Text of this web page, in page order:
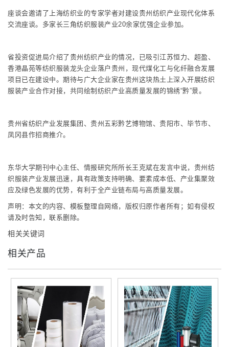
座谈会邀请了上海纺织业的专家学者对建设贵州纺织产业现代化体系
交流座谈。多家长三角纺织服装产业20余家优强企业参加。
省投资促进局介绍了贵州纺织产业的情况，已吸引江苏恒力、超盈、
香港晶苑等纺织服装龙头企业落户贵州，现代煤化工与化纤融合发展
项目已在建设中。期待与广大企业家在贵州这块热土上深入开展纺织
服装产业合作对接，共同绘制纺织产业高质量发展的锦绣“黔”景。
贵州省纺织产业发展集团、贵州五彩黔艺博物馆、贵阳市、毕节市、
凤冈县作招商推介。
东华大学期刊中心主任、情报研究所所长王克斌在发言中说，贵州纺
织服装产业发展迅速，具有政策支持明确、要素成本低、产业集聚效
应及绿色发展的优势，有利于全产业链布局与高质量发展。
声明：本文的内容、模板整理自网络，版权归原作者所有；如有侵权
请及时告知，联系删除。
相关关键词
相关产品